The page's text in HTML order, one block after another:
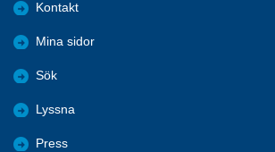
Kontakt
Mina sidor
Sök
Lyssna
Press